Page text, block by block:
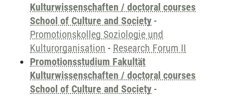
Kulturwissenschaften / doctoral courses
School of Culture and Society -
Promotionskolleg Soziologie und
Kulturorganisation - Research Forum II
Promotionsstudium Fakultät
Kulturwissenschaften / doctoral courses
School of Culture and Society -